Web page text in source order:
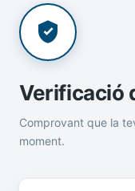
Verificació
Comprovant que la
moment.